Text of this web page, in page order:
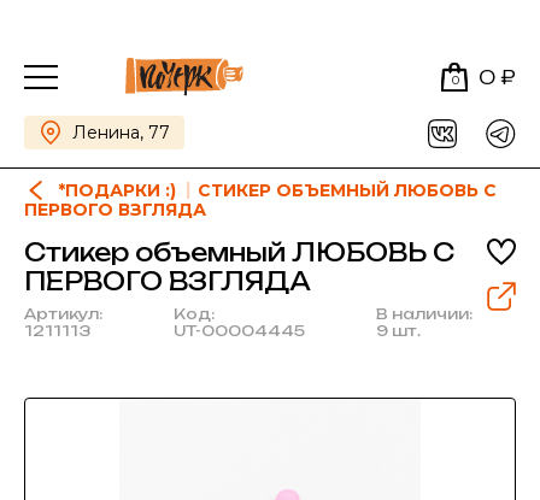
0 0 ₽
Ленина, 77
*ПОДАРКИ :)
СТИКЕР ОБЪЕМНЫЙ ЛЮБОВЬ С
ПЕРВОГО ВЗГЛЯДА
Стикер объемный ЛЮБОВЬ С
ПЕРВОГО ВЗГЛЯДА
Артикул:
1211113
Код:
UT-00004445
В наличии:
9 шт.